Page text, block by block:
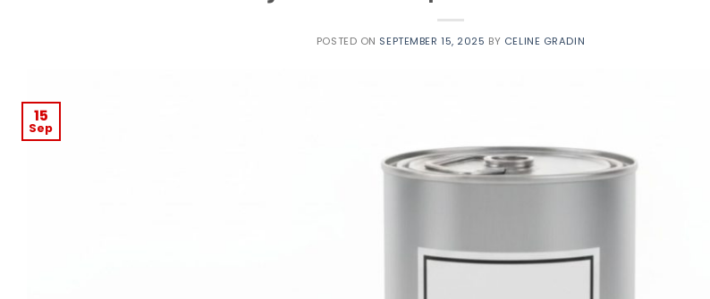
POSTED ON SEPTEMBER 15, 2025 BY CELINE GRADIN
15
Sep